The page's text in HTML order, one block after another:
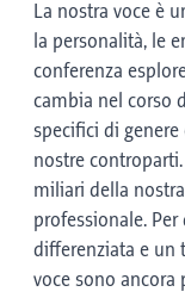
La nostra voce è
la personalità, le
conferenza
cambia nel corso
specifici di
nostre
miliari della
professionale.
differenziata e un
voce sono